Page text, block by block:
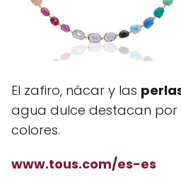
El zafiro, nácar y las
agua dulce destacan por
colores.
www.tous.com/es-es